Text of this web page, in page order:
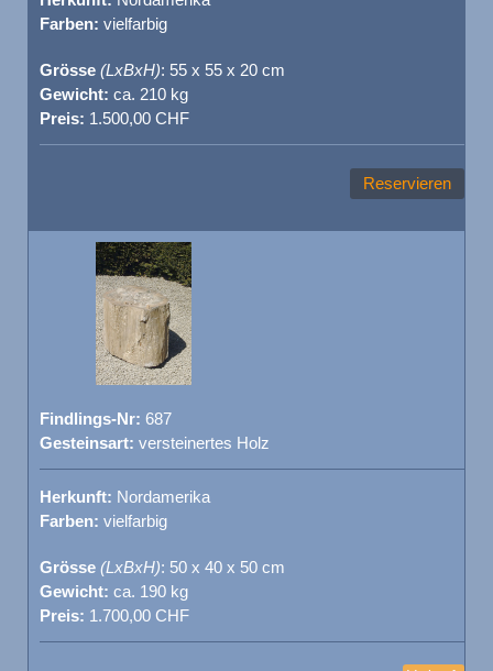
Farben: vielfarbig
Grösse (LxBxH): 55 x 55 x 20 cm
Gewicht: ca. 210 kg
Preis: 1.500,00 CHF
Reservieren
Findlings-Nr: 687
Gesteinsart: versteinertes Holz
Herkunft: Nordamerika
Farben: vielfarbig
Grösse (LxBxH): 50 x 40 x 50 cm
Gewicht: ca. 190 kg
Preis: 1.700,00 CHF